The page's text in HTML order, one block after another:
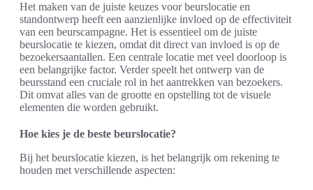
Het maken van de juiste keuzes voor beurslocatie en
standontwerp heeft een aanzienlijke invloed op de effectiviteit
van een beurscampagne. Het is essentieel om de juiste
beurslocatie te kiezen, omdat dit direct van invloed is op de
bezoekersaantallen. Een centrale locatie met veel doorloop is
een belangrijke factor. Verder speelt het ontwerp van de
beursstand een cruciale rol in het aantrekken van bezoekers.
Dit omvat alles van de grootte en opstelling tot de visuele
elementen die worden gebruikt.
Hoe kies je de beste beurslocatie?
Bij het beurslocatie kiezen, is het belangrijk om rekening te
houden met verschillende aspecten: